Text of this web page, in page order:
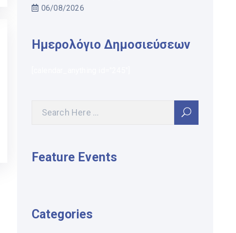
06/08/2026
Ημερολόγιο Δημοσιεύσεων
Feature Events
Categories